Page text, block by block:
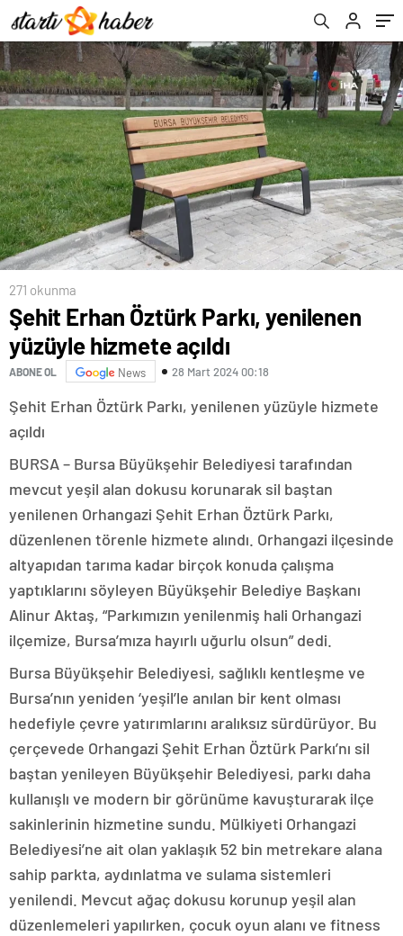
271 okunma
Şehit Erhan Öztürk Parkı, yenilenen
yüzüyle hizmete açıldı
ABONE OL News 28 Mart 2024 00:18
Şehit Erhan Öztürk Parkı, yenilenen yüzüyle hizmete
açıldı
BURSA – Bursa Büyükşehir Belediyesi tarafından
mevcut yeşil alan dokusu korunarak sil baştan
yenilenen Orhangazi Şehit Erhan Öztürk Parkı,
düzenlenen törenle hizmete alındı. Orhangazi ilçesinde
altyapıdan tarıma kadar birçok konuda çalışma
yaptıklarını söyleyen Büyükşehir Belediye Başkanı
Alinur Aktaş, “Parkımızın yenilenmiş hali Orhangazi
ilçemize, Bursa’mıza hayırlı uğurlu olsun” dedi.
Bursa Büyükşehir Belediyesi, sağlıklı kentleşme ve
Bursa’nın yeniden ‘yeşil’le anılan bir kent olması
hedefiyle çevre yatırımlarını aralıksız sürdürüyor. Bu
çerçevede Orhangazi Şehit Erhan Öztürk Parkı’nı sil
baştan yenileyen Büyükşehir Belediyesi, parkı daha
kullanışlı ve modern bir görünüme kavuşturarak ilçe
sakinlerinin hizmetine sundu. Mülkiyeti Orhangazi
Belediyesi’ne ait olan yaklaşık 52 bin metrekare alana
sahip parkta, aydınlatma ve sulama sistemleri
yenilendi. Mevcut ağaç dokusu korunup yeşil alan
düzenlemeleri yapılırken, çocuk oyun alanı ve fitness